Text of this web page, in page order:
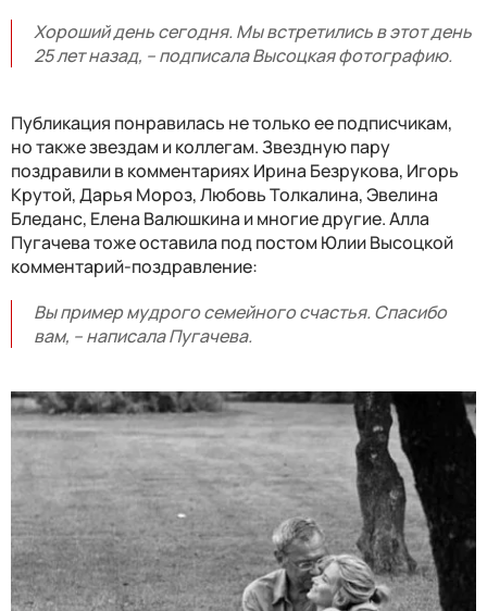
Хороший день сегодня. Мы встретились в этот день
25 лет назад, – подписала Высоцкая фотографию.
Публикация понравилась не только ее подписчикам,
но также звездам и коллегам. Звездную пару
поздравили в комментариях Ирина Безрукова, Игорь
Крутой, Дарья Мороз, Любовь Толкалина, Эвелина
Бледанс, Елена Валюшкина и многие другие. Алла
Пугачева тоже оставила под постом Юлии Высоцкой
комментарий-поздравление:
Вы пример мудрого семейного счастья. Спасибо
вам, – написала Пугачева.